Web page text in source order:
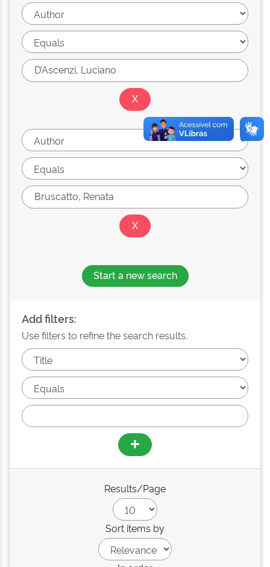
Start a new search
Add filters:
Use filters to refine the search results.
Results/Page
Sort items by